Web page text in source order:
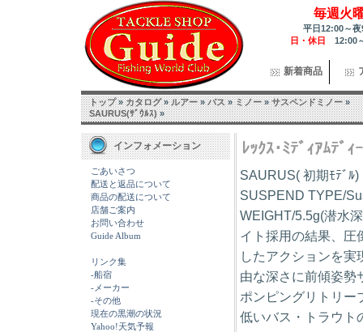
毎週火
平日12:00～
日・休日 12:00
新着商品
トップ»カタログ»ルアー»バス»ミノー»サスペンドミノー»
SAURUS(ｻﾞｳﾙｽ)»
インフォメーション
ごあいさつ
配送と返品について
商品の配送について
店舗ご案内
お問い合わせ
Guide Album
リンク集
-船宿
-メーカー
-その他
現在の黒潮の状況
Yahoo!天気予報
ﾚｯｸｽ･ﾐﾃﾞｨｱﾑﾃﾞ
SAURUS( 初期ﾓﾃﾞﾙ
SUSPEND TYPE/
WEIGHT/5.5g(潜水
イト採用の結果、圧
したアクションを実
由な深さに前傾姿勢
ポンピングリトリー
低いバス・トラウト